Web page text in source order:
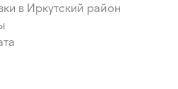
в Иркутский район